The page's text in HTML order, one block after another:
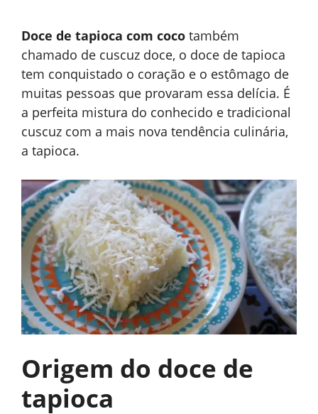
Doce de tapioca com coco também
chamado de cuscuz doce, o doce de tapioca
tem conquistado o coração e o estômago de
muitas pessoas que provaram essa delícia. É
a perfeita mistura do conhecido e tradicional
cuscuz com a mais nova tendência culinária,
a tapioca.
Origem do doce de
tapioca